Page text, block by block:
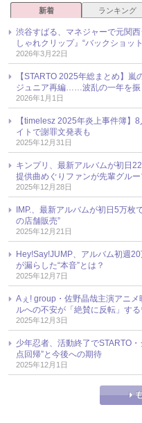
新着 ランキング
渋谷すばる、マネジャーで元関
しゃれクリップ』“バックショッ
2026年3月22日
【STARTO 2025年総まとめ】嵐
ジュニア再編……波乱の一年を振
2026年1月1日
【timelesz 2025年炎上事件簿
イトで謝罪文発表も
2025年12月31日
キンプリ、最新アルバムが初日
提供曲めぐりファンが先輩グル
2025年12月28日
IMP.、最新アルバムが初日5万
の店舗販売”
2025年12月21日
Hey!Say!JUMP、アルバム初週
が漏らした“本音”とは？
2025年12月7日
Aぇ! group・佐野晶哉主演アニ
ルへの不安が「絶賛に反転」する
2025年12月3日
少年忍者、活動終了でSTARTO
点回帰”と今後への期待
2025年12月1日